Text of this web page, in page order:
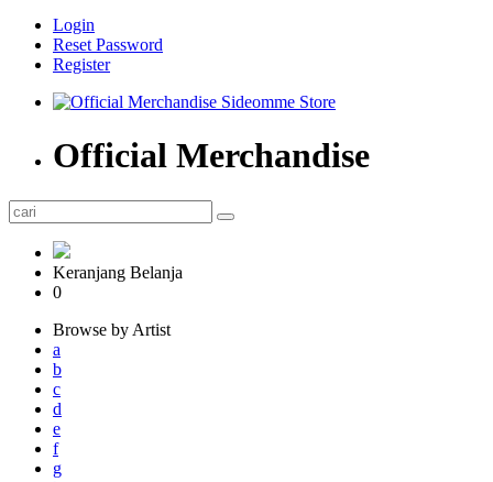
Login
Reset Password
Register
Official Merchandise
Keranjang Belanja
0
Browse by Artist
a
b
c
d
e
f
g